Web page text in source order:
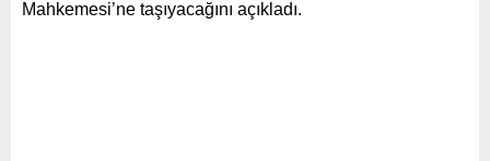
Mahkemesi’ne taşıyacağını açıkladı.